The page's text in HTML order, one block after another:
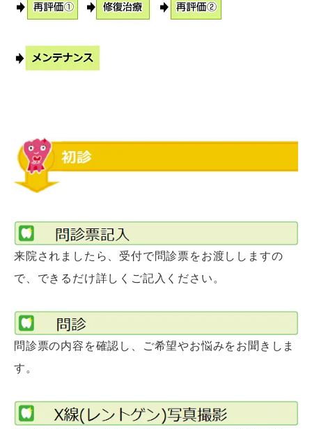
来院されましたら、受付で問診票をお渡ししますの
で、できるだけ詳しくご記入ください。
問診票の内容を確認し、ご希望やお悩みをお聞きしま
す。